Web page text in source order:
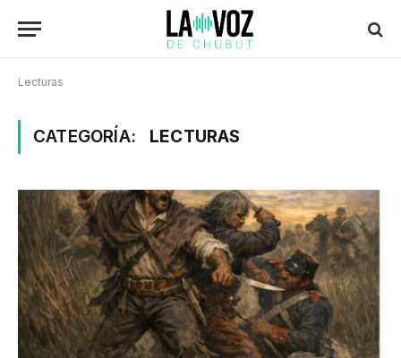
Lecturas
CATEGORÍA: LECTURAS